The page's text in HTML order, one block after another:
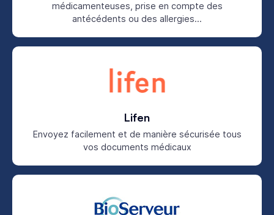
médicamenteuses, prise en compte des
antécédents ou des allergies...
Lifen
Envoyez facilement et de manière sécurisée tous
vos documents médicaux